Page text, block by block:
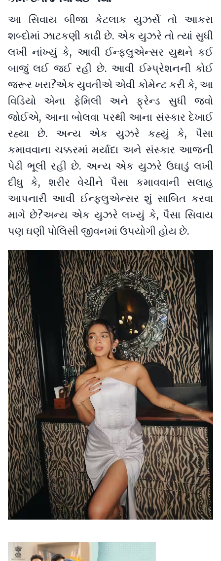
આ સિવાય બીજા કેટલાક યુઝર્સે તો આકરા
શબ્દોમાં ઝાટકણી કાઢી છે. એક યુઝરે તો ત્યાં સુધી
લખી નાંખ્યું કે, આવી ઈન્ફ્લુએન્સર યુથને કઈ
બાજું લઈ જઈ રહી છે. આવી ઈમ્પ્રેશનની કોઈ
જરૂર ખરા?એક યુવતીએ એવી કોમેન્ટ કરી કે, આ
વિડિયો એના ફેમિલી અને ફ્રેન્ડ સુધી જવો
જોઈએ, આના બોલવા પરથી આના સંસ્કાર દેખાઈ
રહ્યા છે. અન્ય એક યુઝરે કહ્યું કે, પૈસા
કમાવવાના ચક્કરમાં મર્યાદા અને સંસ્કાર આજની
પેઢી ભૂલી રહી છે. અન્ય એક યુઝરે ઉઘાડું લખી
દીધુ કે, શરીર વેચીને પૈસા કમાવવાની સલાહ
આપનારી આવી ઈન્ફ્લુએન્સર શું સાબિત કરવા
માગે છે?અન્ય એક યુઝરે લખ્યું કે, પૈસા સિવાય
પણ ઘણી પોલિસી જીવનમાં ઉપયોગી હોય છે.